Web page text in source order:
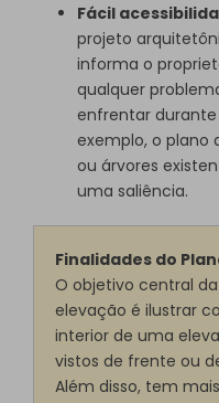
Fácil
projeto
informa o
qualquer
enfrentar
exemplo, o plano
ou árvores
uma saliência.
Finalidades do
O objetivo central
elevação é ilustrar
interior de uma
vistos de frente ou
Além disso, tem